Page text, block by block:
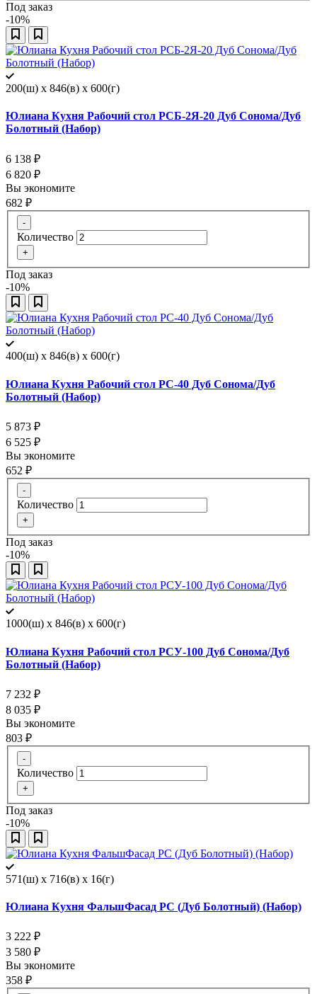
Под заказ
-10%
200(ш) x 846(в) x 600(г)
Юлиана Кухня Рабочий стол РСБ-2Я-20 Дуб Сонома/Дуб
Болотный (Набор)
6 138 ₽
6 820 ₽
Вы экономите
682 ₽
-
Количество
+
Под заказ
-10%
400(ш) x 846(в) x 600(г)
Юлиана Кухня Рабочий стол РС-40 Дуб Сонома/Дуб
Болотный (Набор)
5 873 ₽
6 525 ₽
Вы экономите
652 ₽
-
Количество
+
Под заказ
-10%
1000(ш) x 846(в) x 600(г)
Юлиана Кухня Рабочий стол РСУ-100 Дуб Сонома/Дуб
Болотный (Набор)
7 232 ₽
8 035 ₽
Вы экономите
803 ₽
-
Количество
+
Под заказ
-10%
571(ш) x 716(в) x 16(г)
Юлиана Кухня ФальшФасад РС (Дуб Болотный) (Набор)
3 222 ₽
3 580 ₽
Вы экономите
358 ₽